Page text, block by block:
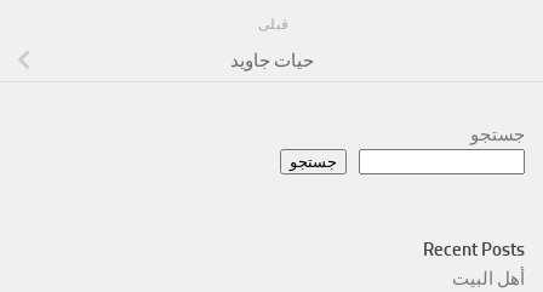
قبلی
حیات جاوید
جستجو
جستجو
Recent Posts
أهل البيت